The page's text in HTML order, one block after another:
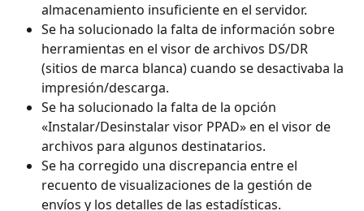
almacenamiento insuficiente en el servidor.
Se ha solucionado la falta de información sobre
herramientas en el visor de archivos DS/DR
(sitios de marca blanca) cuando se desactivaba la
impresión/descarga.
Se ha solucionado la falta de la opción
«Instalar/Desinstalar visor PPAD» en el visor de
archivos para algunos destinatarios.
Se ha corregido una discrepancia entre el
recuento de visualizaciones de la gestión de
envíos y los detalles de las estadísticas.